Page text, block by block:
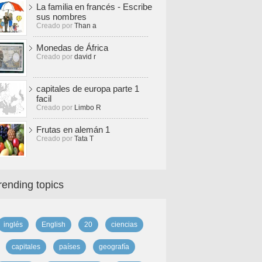
La familia en francés - Escribe
sus nombres
Creado por Than a
Monedas de África
Creado por david r
capitales de europa parte 1
facil
Creado por Limbo R
Frutas en alemán 1
Creado por Tata T
topics
inglés English 20 ciencias
capitales países geografía